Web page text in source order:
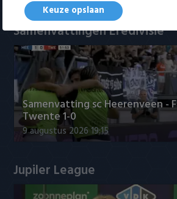
Samenvattingen Eredivisie
Samenvatting sc Heerenveen -
Twente 1-0
9 augustus 2026 19:15
Jupiler League
Keuze opslaan